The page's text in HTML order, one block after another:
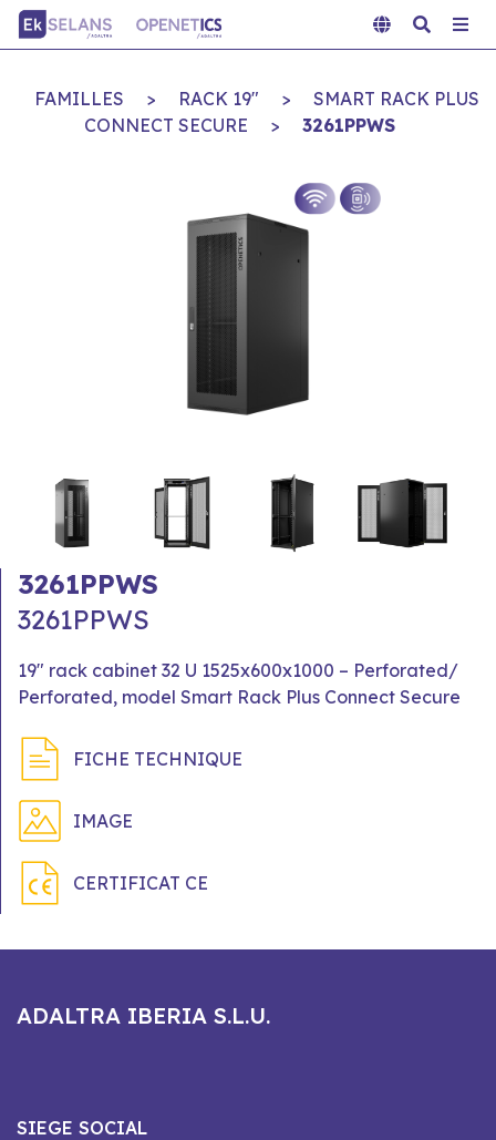
FAMILLES > RACK 19" >
SMART RACK PLUS
CONNECT SECURE
> 3261PPWS
3261PPWS
3261PPWS
19" rack cabinet 32 U 1525x600x1000 – Perforated/
Perforated, model Smart Rack Plus Connect Secure
FICHE TECHNIQUE
IMAGE
CERTIFICAT CE
ADALTRA IBERIA S.L.U.
SIEGE SOCIAL